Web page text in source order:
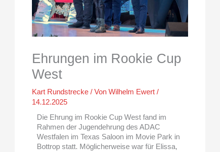
Ehrungen im Rookie Cup
West
Kart Rundstrecke / VonWilhelm Ewert/
14.12.2025
Die Ehrung im Rookie Cup West fand im
Rahmen der Jugendehrung des ADAC
Westfalen im Texas Saloon im Movie Park in
Bottrop statt. Möglicherweise war für Elissa,